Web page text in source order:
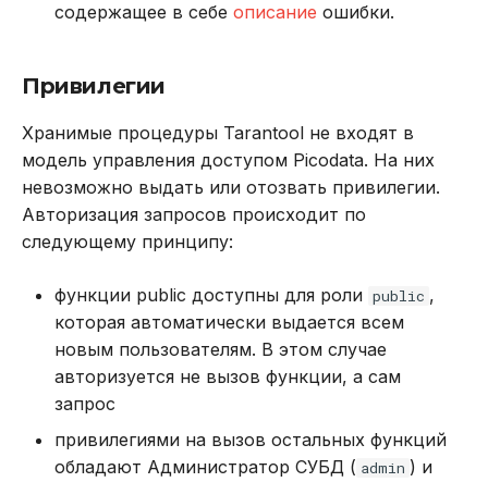
INSERT
SELECT
TRUNCATE TABLE
VALUES
.proc_raft_interact
.proc_raft_join
.proc_raft_promote
.proc_raft_snapshot_next_chunk
.proc_read_index
.proc_replication
.proc_replication_demote
.proc_replication_sync
.proc_rpc_dispatch
содержащее в себе описание ошибки.
Привилегии
Хранимые процедуры Tarantool не входят в
модель управления доступом Picodata. На них
невозможно выдать или отозвать привилегии.
Авторизация запросов происходит по
следующему принципу:
функции public доступны для роли public ,
которая автоматически выдается всем
новым пользователям. В этом случае
авторизуется не вызов функции, а сам
запрос
привилегиями на вызов остальных функций
обладают Администратор СУБД ( admin ) и